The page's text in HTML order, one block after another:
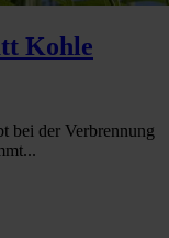
Kohle
bei der Verbrennung